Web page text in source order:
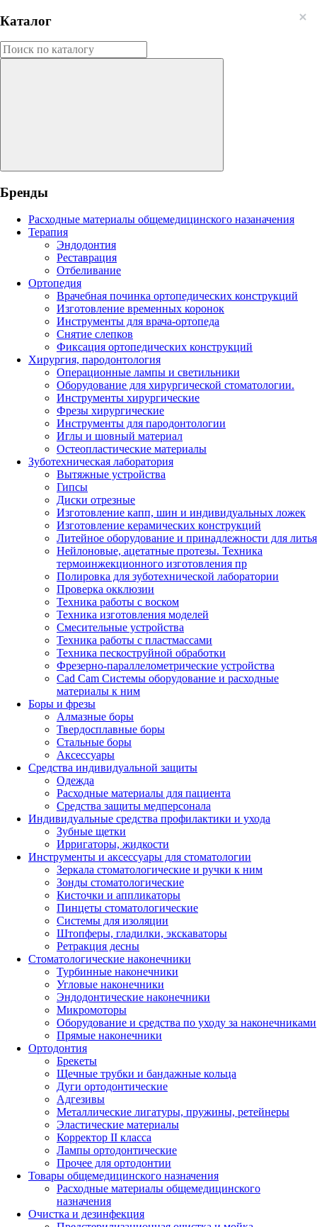
Каталог
Бренды
Расходные материалы общемедицинского назаначения
Терапия
Эндодонтия
Реставрация
Отбеливание
Ортопедия
Врачебная починка ортопедических конструкций
Изготовление временных коронок
Инструменты для врача-ортопеда
Снятие слепков
Фиксация ортопедических конструкций
Хирургия, пародонтология
Операционные лампы и светильники
Оборудование для хирургической стоматологии.
Инструменты хирургические
Фрезы хирургические
Инструменты для пародонтологии
Иглы и шовный материал
Остеопластические материалы
Зуботехническая лаборатория
Вытяжные устройства
Гипсы
Диски отрезные
Изготовление капп, шин и индивидуальных ложек
Изготовление керамических конструкций
Литейное оборудование и принадлежности для литья
Нейлоновые, ацетатные протезы. Техника
термоинжекционного изготовления пр
Полировка для зуботехнической лаборатории
Проверка окклюзии
Техника работы с воском
Техника изготовления моделей
Смесительные устройства
Техника работы с пластмассами
Техника пескоструйной обработки
Фрезерно-параллелометрические устройства
Cad Cam Системы оборудование и расходные
материалы к ним
Боры и фрезы
Алмазные боры
Твердосплавные боры
Стальные боры
Аксессуары
Средства индивидуальной защиты
Одежда
Расходные материалы для пациента
Средства защиты медперсонала
Индивидуальные средства профилактики и ухода
Зубные щетки
Ирригаторы, жидкости
Инструменты и аксессуары для стоматологии
Зеркала стоматологические и ручки к ним
Зонды стоматологические
Кисточки и аппликаторы
Пинцеты стоматологические
Системы для изоляции
Штопферы, гладилки, экскаваторы
Ретракция десны
Стоматологические наконечники
Турбинные наконечники
Угловые наконечники
Эндодонтические наконечники
Микромоторы
Оборудование и средства по уходу за наконечниками
Прямые наконечники
Ортодонтия
Брекеты
Щечные трубки и бандажные кольца
Дуги ортодонтические
Адгезивы
Металлические лигатуры, пружины, ретейнеры
Эластические материалы
Корректор II класса
Лампы ортодонтические
Прочее для ортодонтии
Товары общемедицинского назначения
Расходные материалы общемедицинского
назначения
Очистка и дезинфекция